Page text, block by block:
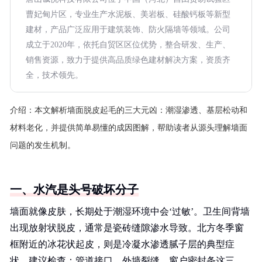
曹妃甸片区，专业生产水泥板、美岩板、硅酸钙板等新型
建材，产品广泛应用于建筑装饰、防火隔墙等领域。公司
成立于2020年，依托自贸区区位优势，整合研发、生产、
销售资源，致力于提供高品质绿色建材解决方案，资质齐
全，技术领先。
介绍： 本文解析墙面脱皮起毛的三大元凶：潮湿渗透、基层松动和
材料老化，并提供简单易懂的成因图解，帮助读者从源头理解墙面
问题的发生机制。
一、水汽是头号破坏分子
墙面就像皮肤，长期处于潮湿环境中会‘过敏’。卫生间背墙
出现放射状脱皮，通常是瓷砖缝隙渗水导致。北方冬季窗
框附近的冰花状起皮，则是冷凝水渗透腻子层的典型症